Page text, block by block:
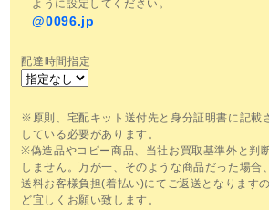
ように設定してください。
@0096.jp
配達時間指定
※原則、宅配キット送付先と身分証明書に記載
している必要があります。
※偽造品やコピー商品、当社お買取基準外と判
しません。万が一、そのような商品だった場合
送料お客様負担(着払い)にてご返送となります
ど宜しくお願い致します。